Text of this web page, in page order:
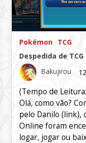
Pokémon
TCG
Despedida de TCG
Bakujirou
(Tempo de Leitura:
Olá, como vão?
pelo Danilo (link),
Online foram
logar, jogar ou